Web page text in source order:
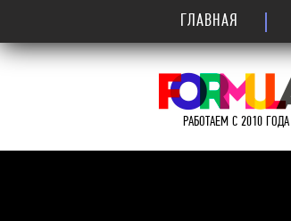
ГЛАВНАЯ
РАБОТАЕМ С 2010 ГОДА